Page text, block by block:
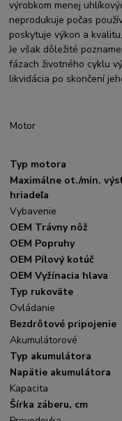
výrobkom menej
neprodukuje počas
poskytuje výkon a
Je však dôležité
fázach životného cyklu
likvidácia po skončení
Motor
Typ motora
Maximálne ot./min.
hriadeľa
Vybavenie
OEM Trávny nôž
OEM Popruhy
OEM Pílový kotúč
OEM Vyžínacia hlava
Typ rukoväte
Ovládanie
Bezdrôtové pripojenie
Akumulátorové
Typ akumulátora
Napätie akumulátora
Kapacita
Šírka záberu, cm